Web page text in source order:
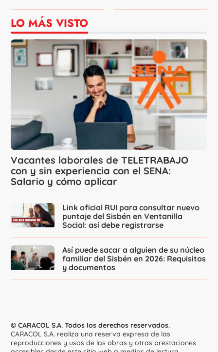
LO MÁS VISTO
Vacantes laborales de TELETRABAJO
con y sin experiencia con el SENA:
Salario y cómo aplicar
Link oficial RUI para consultar nuevo
puntaje del Sisbén en Ventanilla
Social: así debe registrarse
Así puede sacar a alguien de su núcleo
familiar del Sisbén en 2026: Requisitos
y documentos
© CARACOL S.A. Todos los derechos reservados.
CARACOL S.A. realiza una reserva expresa de las
reproducciones y usos de las obras y otras prestaciones